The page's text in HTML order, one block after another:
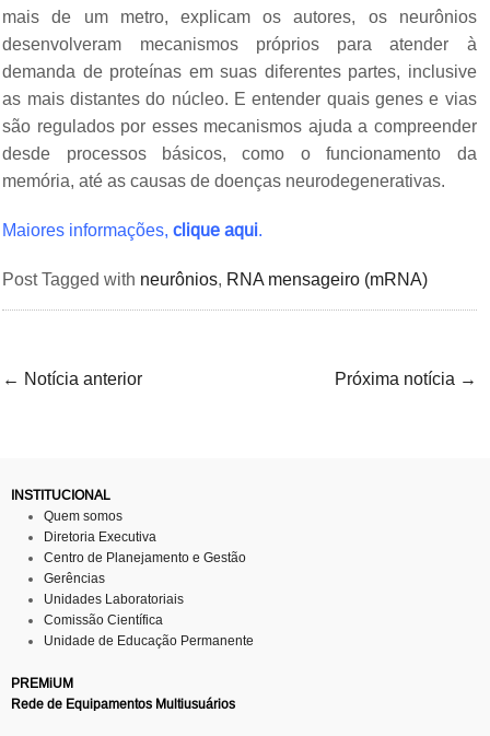
mais de um metro, explicam os autores, os neurônios
desenvolveram mecanismos próprios para atender à
demanda de proteínas em suas diferentes partes, inclusive
as mais distantes do núcleo. E entender quais genes e vias
são regulados por esses mecanismos ajuda a compreender
desde processos básicos, como o funcionamento da
memória, até as causas de doenças neurodegenerativas.
Maiores informações,clique aqui.
Post Tagged with neurônios, RNA mensageiro (mRNA)
← Notícia anterior Próxima notícia →
INSTITUCIONAL
Quem somos
Diretoria Executiva
Centro de Planejamento e Gestão
Gerências
Unidades Laboratoriais
Comissão Científica
Unidade de Educação Permanente
PREMiUM
Rede de Equipamentos Multiusuários